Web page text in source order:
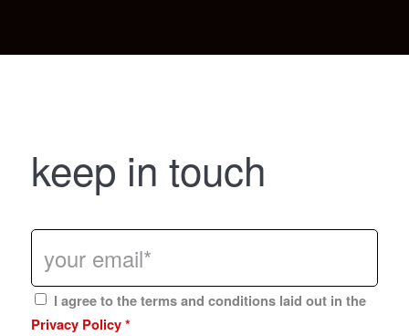
keep in touch
I agree to the terms and conditions laid out in the
Privacy Policy *